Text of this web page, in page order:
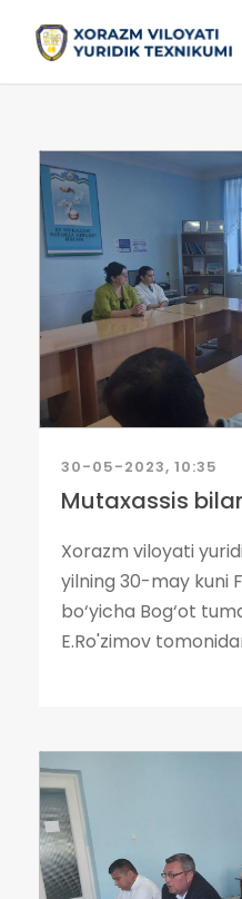
30-05-2023, 10:35
Mutaxassis
Xorazm viloyati
yilning 30-may kuni
bo‘yicha Bog‘ot
E.Ro'zimov